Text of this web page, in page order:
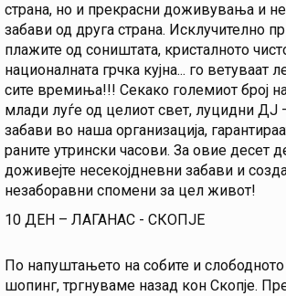
страна, но и прекрасни доживувања и
забави од друга страна. Исклучително
плажите од соништата, кристалното
националната грчка кујна... го ветуваат
сите времиња!!! Секако големиот број
млади луѓе од целиот свет, луцидни ДЈ
забави во наша организација,
раните утрински часови. За овие десет
доживејте несекојдневни забави и
незаборавни спомени за цел живот!
10 ДЕН – ЛАГАНАС - СКОПЈЕ
По напуштањето на собите и
шопинг, тргнуваме назад кон Скопје.